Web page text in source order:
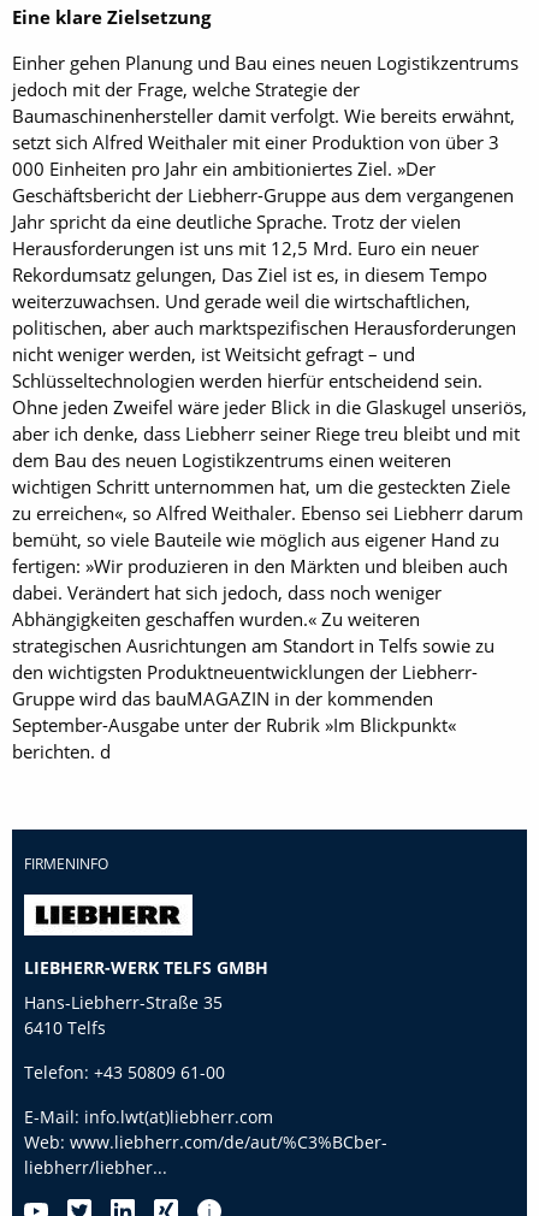
Eine klare Zielsetzung
Einher gehen Planung und Bau eines neuen Logistikzentrums
jedoch mit der Frage, welche Strategie der
Baumaschinenhersteller damit verfolgt. Wie bereits erwähnt,
setzt sich Alfred Weithaler mit einer Produktion von über 3
000 Einheiten pro Jahr ein ambitioniertes Ziel. »Der
Geschäftsbericht der Liebherr-Gruppe aus dem vergangenen
Jahr spricht da eine deutliche Sprache. Trotz der vielen
Herausforderungen ist uns mit 12,5 Mrd. Euro ein neuer
Rekordumsatz gelungen, Das Ziel ist es, in diesem Tempo
weiterzuwachsen. Und gerade weil die wirtschaftlichen,
politischen, aber auch marktspezifischen Herausforderungen
nicht weniger werden, ist Weitsicht gefragt – und
Schlüsseltechnologien werden hierfür entscheidend sein.
Ohne jeden Zweifel wäre jeder Blick in die Glaskugel unseriös,
aber ich denke, dass Liebherr seiner Riege treu bleibt und mit
dem Bau des neuen Logistikzentrums einen weiteren
wichtigen Schritt unternommen hat, um die gesteckten Ziele
zu erreichen«, so Alfred Weithaler. Ebenso sei Liebherr darum
bemüht, so viele Bauteile wie möglich aus eigener Hand zu
fertigen: »Wir produzieren in den Märkten und bleiben auch
dabei. Verändert hat sich jedoch, dass noch weniger
Abhängigkeiten geschaffen wurden.« Zu weiteren
strategischen Ausrichtungen am Standort in Telfs sowie zu
den wichtigsten Produktneuentwicklungen der Liebherr-
Gruppe wird das bauMAGAZIN in der kommenden
September-Ausgabe unter der Rubrik »Im Blickpunkt«
berichten. d
FIRMENINFO
LIEBHERR-WERK TELFS GMBH
Hans-Liebherr-Straße 35
6410 Telfs
Telefon: +43 50809 61-00
E-Mail: info.lwt(at)liebherr.com
Web: www.liebherr.com/de/aut/%C3%BCber-
liebherr/liebher...